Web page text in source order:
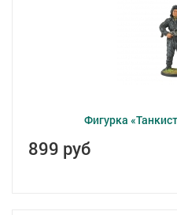
Фигурка
899 руб